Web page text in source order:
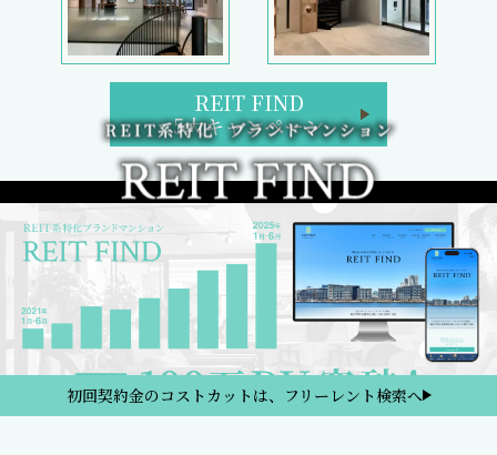
REIT FIND
5大キャンペーン
初回契約金のコストカットは、フリーレント検索へ